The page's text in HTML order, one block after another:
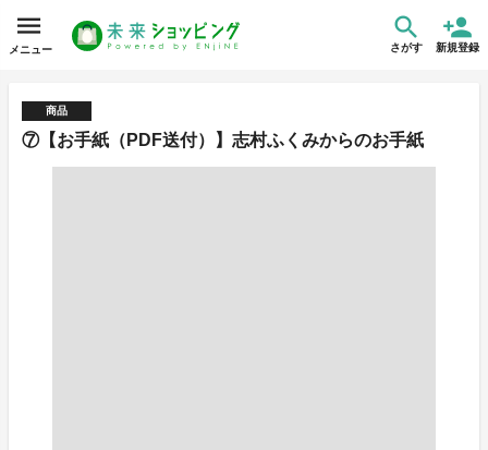
メニュー さがす 新規登録
商品
⑦【お手紙（PDF送付）】志村ふくみからのお手紙